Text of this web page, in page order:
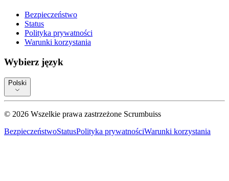
Bezpieczeństwo
Status
Polityka prywatności
Warunki korzystania
Wybierz język
Polski
© 2026 Wszelkie prawa zastrzeżone Scrumbuiss
BezpieczeństwoStatusPolityka prywatnościWarunki korzystania